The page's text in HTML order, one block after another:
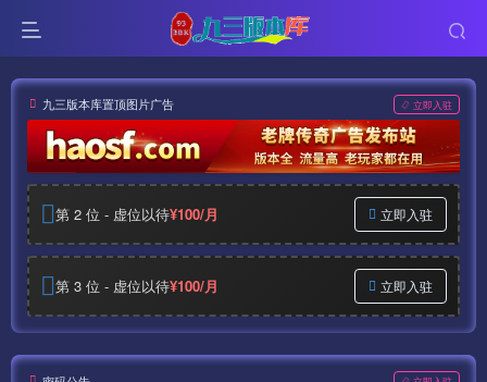
九三版本库置顶图片广告 立即入驻
第 2 位 - 虚位以待¥100/月 立即入驻
第 3 位 - 虚位以待¥100/月 立即入驻